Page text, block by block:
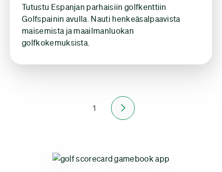
Tutustu Espanjan parhaisiin golfkenttiin
Golfspainin avulla. Nauti henkeäsalpaavista
maisemista ja maailmanluokan
golfkokemuksista.
1 Next